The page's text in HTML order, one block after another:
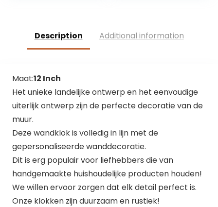
Description Additional information
Maat:12 Inch
Het unieke landelijke ontwerp en het eenvoudige
uiterlijk ontwerp zijn de perfecte decoratie van de
muur.
Deze wandklok is volledig in lijn met de
gepersonaliseerde wanddecoratie.
Dit is erg populair voor liefhebbers die van
handgemaakte huishoudelijke producten houden!
We willen ervoor zorgen dat elk detail perfect is.
Onze klokken zijn duurzaam en rustiek!